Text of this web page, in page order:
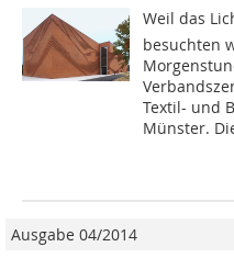
Weil das
besuchten
Textil- und
Münster.
Ausgabe 04/2014